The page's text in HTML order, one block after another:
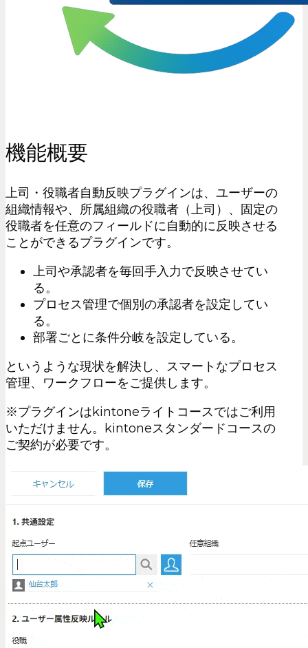
機能概要
上司・役職者自動反映プラグインは、ユーザーの
組織情報や、所属組織の役職者（上司）、固定の
役職者を任意のフィールドに自動的に反映させる
ことができるプラグインです。
上司や承認者を毎回手入力で反映させてい
る。
プロセス管理で個別の承認者を設定してい
る。
部署ごとに条件分岐を設定している。
というような現状を解決し、スマートなプロセス
管理、ワークフローをご提供します。
※プラグインはkintoneライトコースではご利用
いただけません。kintoneスタンダードコースの
ご契約が必要です。